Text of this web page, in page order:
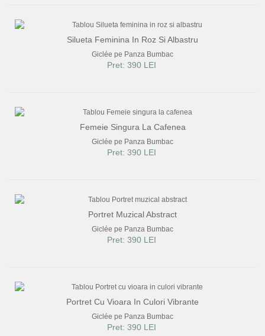
Silueta Feminina In Roz Si Albastru
Giclée pe Panza Bumbac
Pret: 390 LEI
Femeie Singura La Cafenea
Giclée pe Panza Bumbac
Pret: 390 LEI
Portret Muzical Abstract
Giclée pe Panza Bumbac
Pret: 390 LEI
Portret Cu Vioara In Culori Vibrante
Giclée pe Panza Bumbac
Pret: 390 LEI